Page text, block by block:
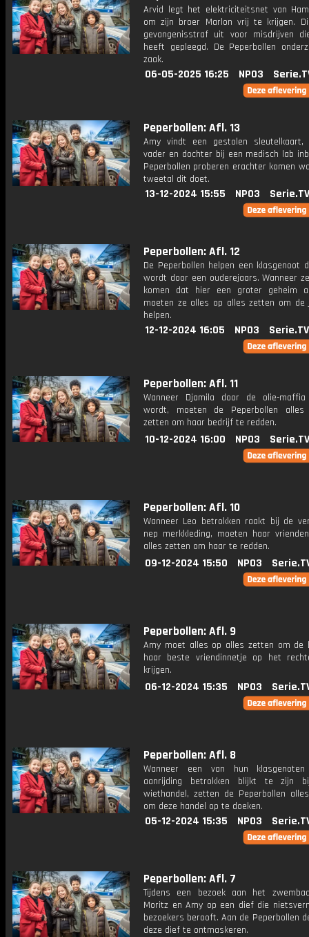
Arvid legt het elektriciteitsnet van
om zijn broer Marlon vrij te krijgen.
gevangenisstraf uit voor misdrijven
heeft gepleegd. De Peperbollen
zaak.
06-05-2025 16:25 NPO3
Peperbollen: Afl. 13
Amy vindt een gestolen sleutelkaart,
vader en dochter bij een medisch lab
Peperbollen proberen erachter komen
tweetal dit doet.
13-12-2024 15:55 NPO3 Serie.TV
Peperbollen: Afl. 12
De Peperbollen helpen een klasgenoot
wordt door een ouderejaars. Wanneer
komen dat hier een groter geheim
moeten ze alles op alles zetten om de
helpen.
12-12-2024 16:05 NPO3 Serie.TV
Peperbollen: Afl. 11
Wanneer Djamila door de olie-maffia
wordt, moeten de Peperbollen
zetten om haar bedrijf te redden.
10-12-2024 16:00 NPO3 Serie.TV
Peperbollen: Afl. 10
Wanneer Leo betrokken raakt bij de
nep merkkleding, moeten haar
alles zetten om haar te redden.
09-12-2024 15:50 NPO3
Peperbollen: Afl. 9
Amy moet alles op alles zetten om de
haar beste vriendinnetje op het
krijgen.
06-12-2024 15:35 NPO3
Peperbollen: Afl. 8
Wanneer een van hun
aanrijding betrokken blijkt te zijn
wiethandel, zetten de Peperbollen
om deze handel op te doeken.
05-12-2024 15:35 NPO3
Peperbollen: Afl. 7
Tijdens een bezoek aan het
Moritz en Amy op een dief die
bezoekers berooft. Aan de Peperbollen
deze dief te ontmaskeren.